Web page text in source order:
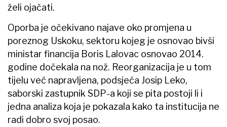
želi ojačati.
Oporba je očekivano najave oko promjena u
poreznog Uskoku, sektoru kojeg je osnovao bivši
ministar financija Boris Lalovac osnovao 2014.
godine dočekala na nož. Reorganizacija je u tom
tijelu već napravljena, podsjeća Josip Leko,
saborski zastupnik SDP-a koji se pita postoji li i
jedna analiza koja je pokazala kako ta institucija ne
radi dobro svoj posao.